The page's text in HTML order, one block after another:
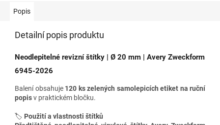
Popis
Detailní popis produktu
Neodlepitelné revizní štítky | Ø 20 mm | Avery Zweckform
6945-2026
Balení obsahuje 120 ks zelených samolepicích etiket na ruční
popisv praktickém bločku.
🏷️ Použití a vlastnosti štítků